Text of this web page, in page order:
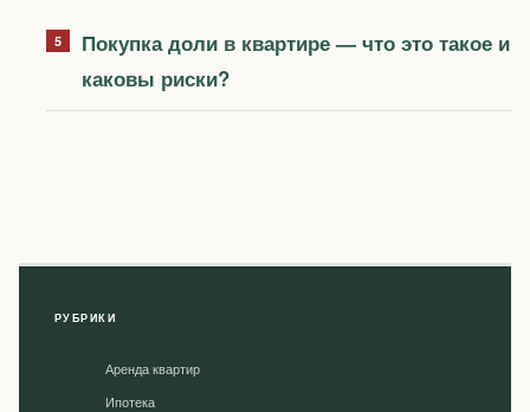
Покупка доли в квартире — что это такое и
каковы риски?
РУБРИКИ
Аренда квартир
Ипотека